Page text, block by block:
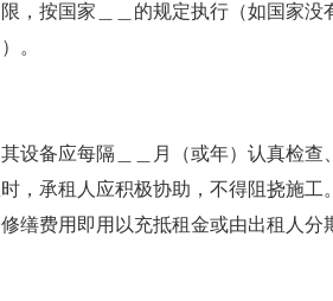
，按国家＿＿的规定执行（如国家没
。
设备应每隔＿＿月（或年）认真检查
，承租人应积极协助，不得阻挠施工
缮费用即用以充抵租金或由出租人分